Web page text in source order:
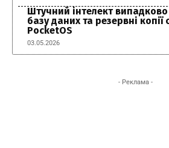
Штучний інтелект
базу даних та резервні копії
PocketOS
03.05.2026
- Реклама -